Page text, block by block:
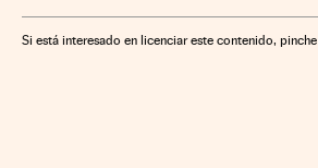
Seguridad Social Justicia Jubilación
Si está interesado en licenciar este contenido, pinche